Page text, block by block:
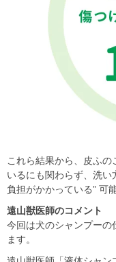
これら結果から、皮ふ
いるにも関わらず、洗い
負担がかかっている” 可
遠山獣医師のコメント
今回は犬のシャンプー
ます。